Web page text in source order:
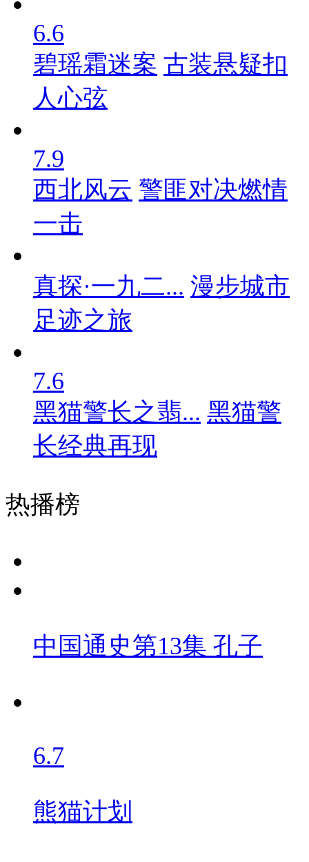
6.6
碧瑶霜迷案 古装悬疑扣
人心弦
7.9
西北风云 警匪对决燃情
一击
真探·一九二... 漫步城市
足迹之旅
7.6
黑猫警长之翡... 黑猫警
长经典再现
热播榜
中国通史第13集 孔子
6.7
熊猫计划